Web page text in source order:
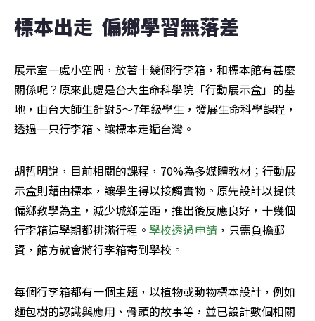
標本出走  偏鄉學習無落差
展示室一處小空間，放著十幾個行李箱，和標本館有甚麼
關係呢？原來此處是台大生命科學院「行動展示盒」的基
地，由台大師生針對5～7年級學生，發展生命科學課程，
透過一只行李箱、讓標本走遍台灣。
胡哲明說，目前相關的課程，70%為多媒體教材；行動展
示盒則藉由標本，讓學生得以接觸實物。原先設計以提供
偏鄉教學為主，減少城鄉差距，推出後反應良好，十幾個
行李箱這學期都排滿行程。 學校透過申請 ，只需負擔郵
資，館方就會將行李箱寄到學校。
每個行李箱都有一個主題，以植物或動物標本設計，例如
麵包樹的認識與應用、骨頭的故事等，並已設計數個相關